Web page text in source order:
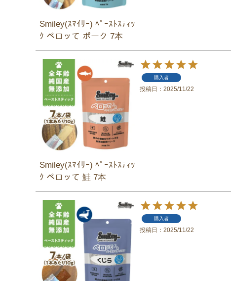
Smiley(ｽﾏｲﾘｰ) ﾍﾟｰｽﾄｽﾃｨｯ
ｸ ペロッて ポーク 7本
Smiley(ｽﾏｲﾘｰ) ﾍﾟｰｽﾄｽﾃｨｯ
ｸ ペロッて 鮭 7本
購入者
投稿日 2025/11/22
購入者
投稿日 2025/11/22